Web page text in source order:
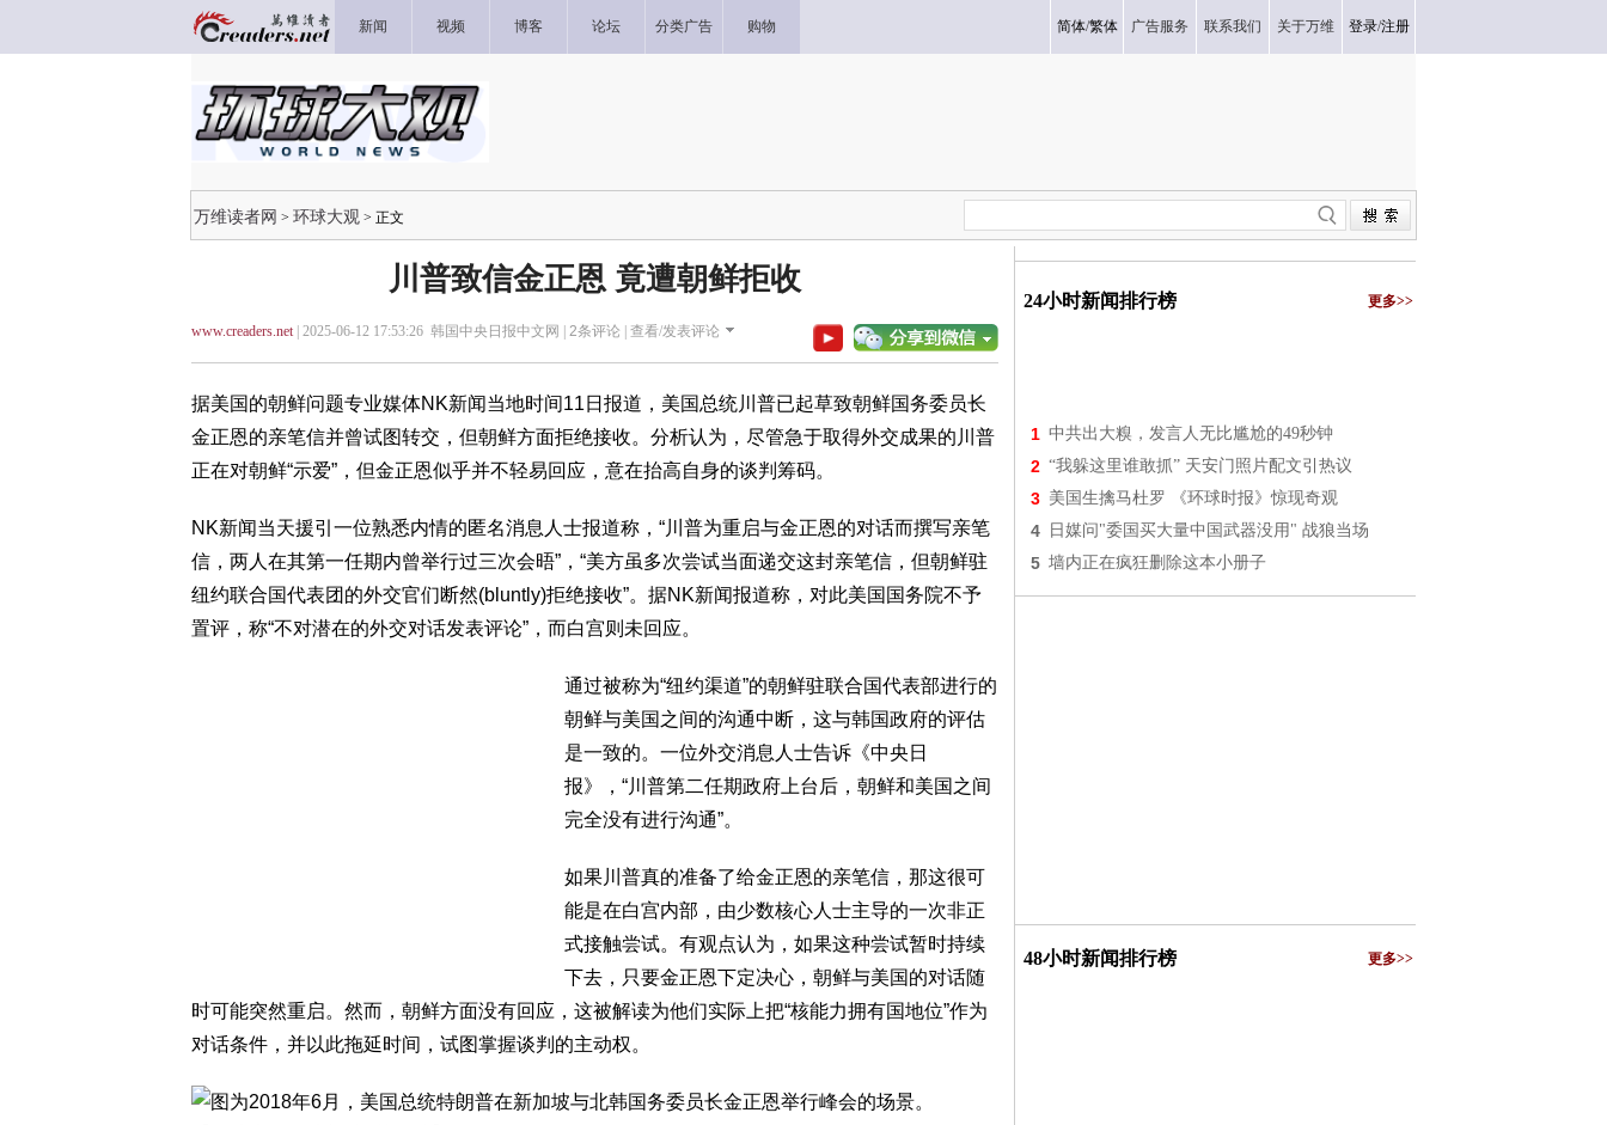
新闻 视频 博客 论坛 分类广告 购物 简体/繁体 广告服务 联系我们 关于万维 登录/注册
万维读者网 > 环球大观 > 正文
川普致信金正恩 竟遭朝鲜拒收
www.creaders.net| 2025-06-12 17:53:26 韩国中央日报中文网 | 2条评论 | 查看/发表评论
据美国的朝鲜问题专业媒体NK新闻当地时间11日报道，美国总统川普已起草致朝鲜国务委员长
金正恩的亲笔信并曾试图转交，但朝鲜方面拒绝接收。分析认为，尽管急于取得外交成果的川普
正在对朝鲜“示爱”，但金正恩似乎并不轻易回应，意在抬高自身的谈判筹码。
NK新闻当天援引一位熟悉内情的匿名消息人士报道称，“川普为重启与金正恩的对话而撰写亲笔
信，两人在其第一任期内曾举行过三次会晤”，“美方虽多次尝试当面递交这封亲笔信，但朝鲜驻
纽约联合国代表团的外交官们断然(bluntly)拒绝接收”。据NK新闻报道称，对此美国国务院不予
置评，称“不对潜在的外交对话发表评论”，而白宫则未回应。
通过被称为“纽约渠道”的朝鲜驻联合国代表部进行的
朝鲜与美国之间的沟通中断，这与韩国政府的评估
是一致的。一位外交消息人士告诉《中央日
报》，“川普第二任期政府上台后，朝鲜和美国之间
完全没有进行沟通”。
如果川普真的准备了给金正恩的亲笔信，那这很可
能是在白宫内部，由少数核心人士主导的一次非正
式接触尝试。有观点认为，如果这种尝试暂时持续
下去，只要金正恩下定决心，朝鲜与美国的对话随
时可能突然重启。然而，朝鲜方面没有回应，这被解读为他们实际上把“核能力拥有国地位”作为
对话条件，并以此拖延时间，试图掌握谈判的主动权。
24小时新闻排行榜 更多>>
1 中共出大糗，发言人无比尴尬的49秒钟
2 “我躲这里谁敢抓” 天安门照片配文引热议
3 美国生擒马杜罗 《环球时报》惊现奇观
4 日媒问"委国买大量中国武器没用" 战狼当场
5 墙内正在疯狂删除这本小册子
48小时新闻排行榜 更多>>